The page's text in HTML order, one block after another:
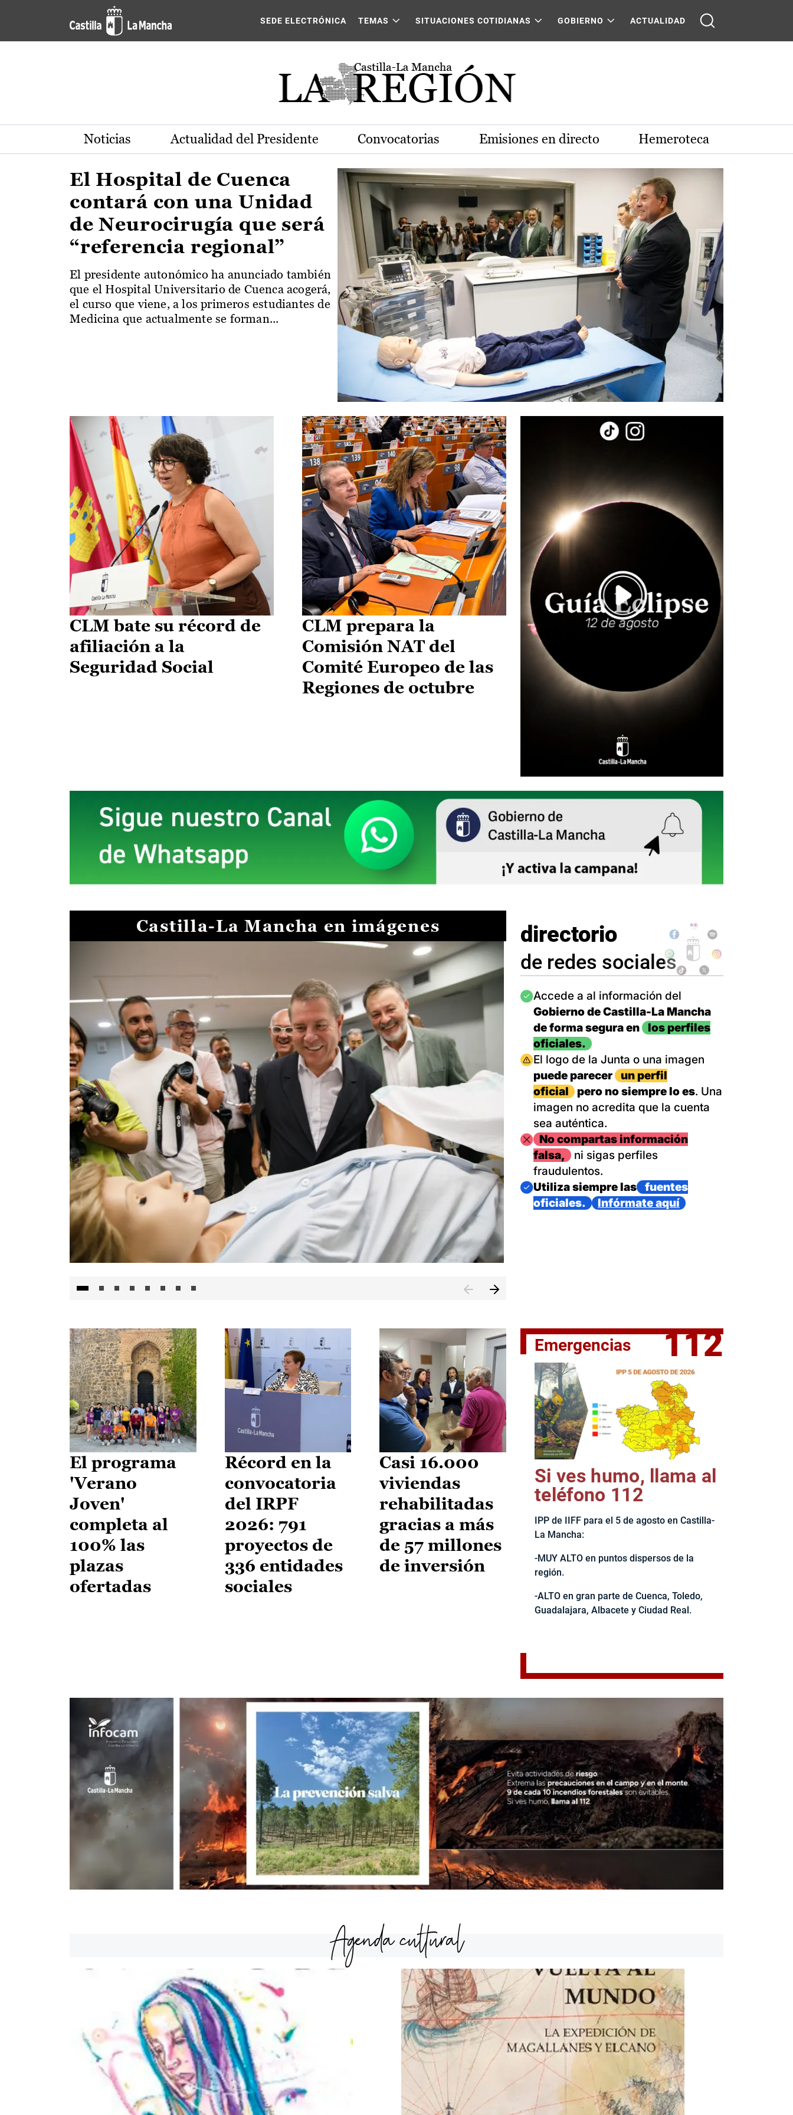
Pasar al contenido principal
Actualidad de la región de Castilla-La Mancha
SEDE ELECTRÓNICA TEMAS SITUACIONES COTIDIANAS GOBIERNO ACTUALIDAD
Noticias Actualidad del Presidente Convocatorias Emisiones en directo Hemeroteca
El Hospital de Cuenca
contará con una Unidad
de Neurocirugía que será
“referencia regional”
El presidente autonómico ha anunciado también
que el Hospital Universitario de Cuenca acogerá,
el curso que viene, a los primeros estudiantes de
Medicina que actualmente se forman...
CLM bate su récord de
afiliación a la
Seguridad Social
CLM prepara la
Comisión NAT del
Comité Europeo de las
Regiones de octubre
Castilla-La Mancha en imágenes
El jefe del Ejecutivo castellanomanchego, Emiliano García-
directorio
de redes sociales
Imagen
Accede a al información del
Gobierno de Castilla-La Mancha
de forma segura en
los perfiles
oficiales.
Imagen
El logo de la Junta o una imagen
puede parecer
un perfil
oficial
pero no siempre lo es. Una
imagen no acredita que la cuenta
sea auténtica.
ImagenNo compartas información
falsa,
ni sigas perfiles
fraudulentos.
Imagen
Utiliza siempre las
fuentes
oficiales.
Infórmate aquí
El programa
'Verano
Joven'
completa al
100% las
plazas
ofertadas
Récord en la
convocatoria
del IRPF
2026: 791
proyectos de
336 entidades
sociales
Casi 16.000
viviendas
rehabilitadas
gracias a más
de 57 millones
de inversión
Emergencias 112
Si ves humo, llama al
teléfono 112
IPP de IIFF para el 5 de agosto en Castilla-
La Mancha:
-MUY ALTO en puntos dispersos de la
región.
-ALTO en gran parte de Cuenca, Toledo,
Guadalajara, Albacete y Ciudad Real.
Agenda cultural